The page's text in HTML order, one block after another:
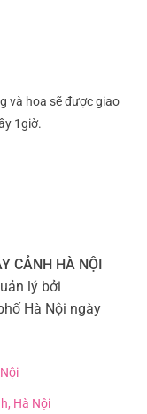
và hoa sẽ được giao
1giờ.
CẢNH HÀ NỘI
lý bởi
Hà Nội ngày
Hà Nội